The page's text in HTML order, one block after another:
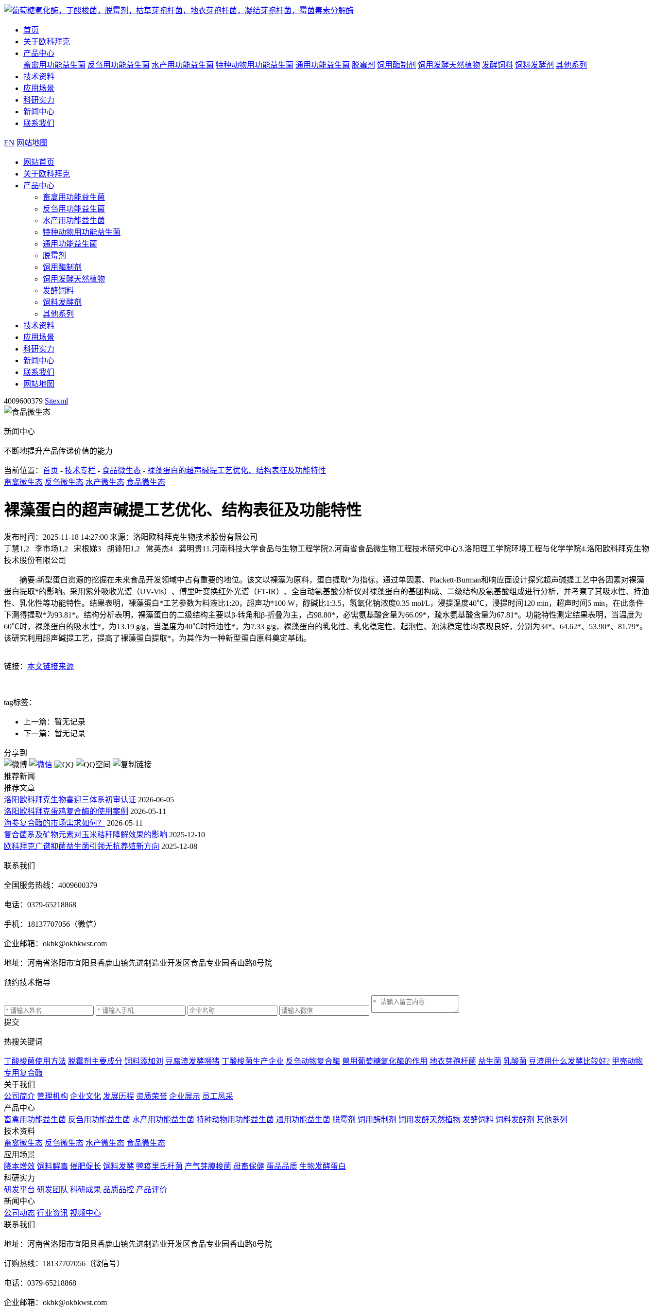
首页
关于欧科拜克
产品中心
畜禽用功能益生菌 反刍用功能益生菌 水产用功能益生菌 特种动物用功能益生菌 通用功能益生菌 脱霉剂 饲用酶制剂 饲用发酵天然植物 发酵饲料 饲料发酵剂 其他系列
技术资料
应用场景
科研实力
新闻中心
联系我们
EN 网站地图
网站首页
关于欧科拜克
产品中心
畜禽用功能益生菌
反刍用功能益生菌
水产用功能益生菌
特种动物用功能益生菌
通用功能益生菌
脱霉剂
饲用酶制剂
饲用发酵天然植物
发酵饲料
饲料发酵剂
其他系列
技术资料
应用场景
科研实力
新闻中心
联系我们
网站地图
4009600379 Sitexml
新闻中心
不断地提升产品传递价值的能力
当前位置： 首页 - 技术专栏 - 食品微生态 - 裸藻蛋白的超声碱提工艺优化、结构表征及功能特性
畜禽微生态 反刍微生态 水产微生态 食品微生态
裸藻蛋白的超声碱提工艺优化、结构表征及功能特性
发布时间：2025-11-18 14:27:00 来源：洛阳欧科拜克生物技术股份有限公司
丁慧1,2 李市场1,2 宋根娣3 胡锋阳1,2 常英杰4 龚明贵11.河南科技大学食品与生物工程学院2.河南省食品微生物工程技术研究中心3.洛阳理工学院环境工程与化学学院4.洛阳欧科拜克生物
技术股份有限公司
摘要:新型蛋白资源的挖掘在未来食品开发领域中占有重要的地位。该文以裸藻为原料，蛋白提取*为指标，通过单因素、Plackett-Burman和响应面设计探究超声碱提工艺中各因素对裸藻
蛋白提取*的影响。采用紫外吸收光谱（UV-Vis）、傅里叶变换红外光谱（FT-IR）、全自动氨基酸分析仪对裸藻蛋白的基团构成、二级结构及氨基酸组成进行分析，并考察了其吸水性、持油
性、乳化性等功能特性。结果表明，裸藻蛋白*工艺参数为料液比1:20，超声功*100 W，醇碱比1:3.5，氢氧化钠浓度0.35 mol/L，浸提温度40℃，浸提时间120 min，超声时间5 min，在此条件
下测得提取*为93.81*。结构分析表明，裸藻蛋白的二级结构主要以β-转角和β-折叠为主，占98.80*，必需氨基酸含量为66.09*，疏水氨基酸含量为67.81*。功能特性测定结果表明，当温度为
60℃时，裸藻蛋白的吸水性*，为13.19 g/g，当温度为40℃时持油性*，为7.33 g/g，裸藻蛋白的乳化性、乳化稳定性、起泡性、泡沫稳定性均表现良好，分别为34*、64.62*、53.90*、81.79*。
该研究利用超声碱提工艺，提高了裸藻蛋白提取*，为其作为一种新型蛋白原料奠定基础。
链接： 本文链接来源
tag标签：
上一篇：暂无记录
下一篇：暂无记录
分享到
推荐新闻
推荐文章
洛阳欧科拜克生物喜迎三体系初审认证 2026-06-05
洛阳欧科拜克蛋鸡复合酶的使用案例 2026-05-11
海参复合酶的市场需求如何？
2026-05-11
复合菌系及矿物元素对玉米秸秆降解效果的影响 2025-12-10
欧科拜克广谱抑菌益生菌引领无抗养殖新方向 2025-12-08
联系我们
全国服务热线：4009600379
电话：0379-65218868
手机：18137707056（微信）
企业邮箱：okbk@okbkwst.com
地址：河南省洛阳市宜阳县香鹿山镇先进制造业开发区食品专业园香山路8号院
预约技术指导
提交
热搜关键词
丁酸梭菌使用方法 脱霉剂主要成分 饲料添加刘 豆腐渣发酵喂猪 丁酸梭菌生产企业 反刍动物复合酶 兽用葡萄糖氧化酶的作用 地衣芽孢杆菌 益生菌 乳酸菌 豆渣用什么发酵比较好? 甲壳动物
专用复合酶
关于我们
公司简介 管理机构 企业文化 发展历程 资质荣誉 企业展示 员工风采
产品中心
畜禽用功能益生菌 反刍用功能益生菌 水产用功能益生菌 特种动物用功能益生菌 通用功能益生菌 脱霉剂 饲用酶制剂 饲用发酵天然植物 发酵饲料 饲料发酵剂 其他系列
技术资料
畜禽微生态 反刍微生态 水产微生态 食品微生态
应用场景
降本增效 饲料解毒 催肥促长 饲料发酵 鸭疫里氏杆菌 产气芽膜梭菌 母畜保健 蛋品品质 生物发酵蛋白
科研实力
研发平台 研发团队 科研成果 品质品控 产品评价
新闻中心
公司动态 行业资讯 视频中心
联系我们
地址：河南省洛阳市宜阳县香鹿山镇先进制造业开发区食品专业园香山路8号院
订购热线：18137707056（微信号）
电话：0379-65218868
企业邮箱：okbk@okbkwst.com